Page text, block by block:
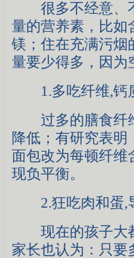
很多不经意、不
量的营养素，比如
镁；住在充满污烟
量要少得多，因
1.多吃纤维,钙
过多的膳食纤维
降低；有研究表
面包改为每顿纤维
现负平衡。
2.狂吃肉和蛋,导
现在的孩子大都
家长也认为：只要